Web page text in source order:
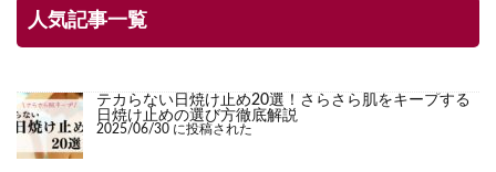
人気記事一覧
テカらない日焼け止め20選！さらさら肌をキープする
日焼け止めの選び方徹底解説
2025/06/30 に投稿された